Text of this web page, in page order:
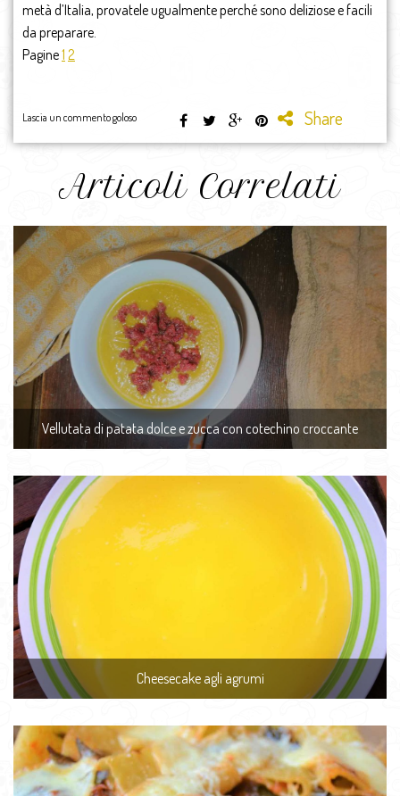
metà d’Italia, provatele ugualmente perché sono deliziose e facili
da preparare.
Pagine1 2
Lascia un commento goloso Share
Articoli Correlati
Vellutata di patata dolce e zucca con cotechino croccante
Cheesecake agli agrumi